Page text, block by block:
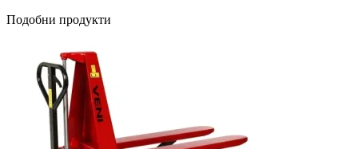
Подобни продукти